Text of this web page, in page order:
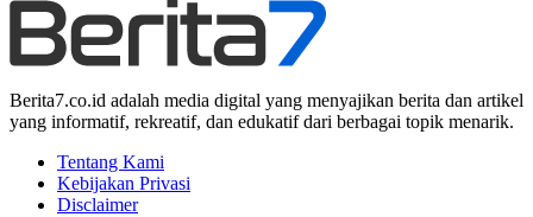
Berita7.co.id adalah media digital yang menyajikan berita dan artikel
yang informatif, rekreatif, dan edukatif dari berbagai topik menarik.
Tentang Kami
Kebijakan Privasi
Disclaimer